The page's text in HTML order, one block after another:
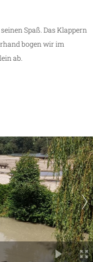
Spaß. Das Klappern
bogen wir im
ab.